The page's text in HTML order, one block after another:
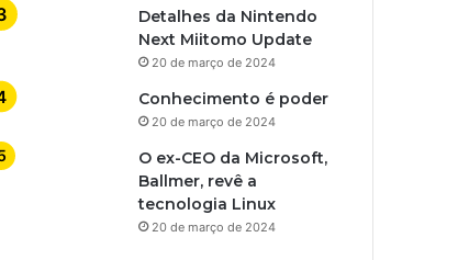
Detalhes da Nintendo
Next Miitomo Update
20 de março de 2024
Conhecimento é poder
20 de março de 2024
O ex-CEO da Microsoft,
Ballmer, revê a
tecnologia Linux
20 de março de 2024